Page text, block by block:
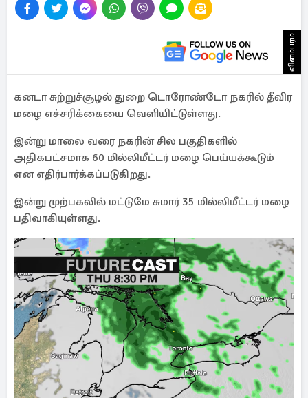
விளம்பரம்
கனடா சுற்றுச்சூழல் துறை டொரோண்டோ நகரில் தீவிர
மழை எச்சரிக்கையை வெளியிட்டுள்ளது.
இன்று மாலை வரை நகரின் சில பகுதிகளில்
அதிகபட்சமாக 60 மில்லிமீட்டர் மழை பெய்யக்கூடும்
என எதிர்பார்க்கப்படுகிறது.
இன்று முற்பகலில் மட்டுமே சுமார் 35 மில்லிமீட்டர் மழை
பதிவாகியுள்ளது.